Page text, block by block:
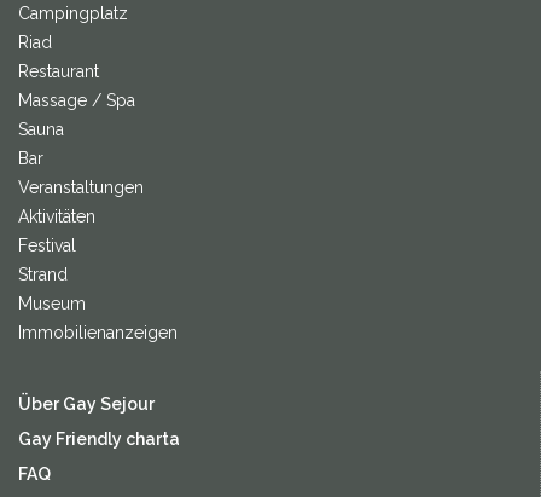
Campingplatz
Riad
Restaurant
Massage / Spa
Sauna
Bar
Veranstaltungen
Aktivitäten
Festival
Strand
Museum
Immobilienanzeigen
Über Gay Sejour
Gay Friendly charta
FAQ